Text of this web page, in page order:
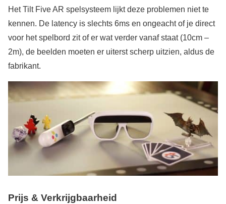
Het Tilt Five AR spelsysteem lijkt deze problemen niet te
kennen. De latency is slechts 6ms en ongeacht of je direct
voor het spelbord zit of er wat verder vanaf staat (10cm –
2m), de beelden moeten er uiterst scherp uitzien, aldus de
fabrikant.
Prijs & Verkrijgbaarheid